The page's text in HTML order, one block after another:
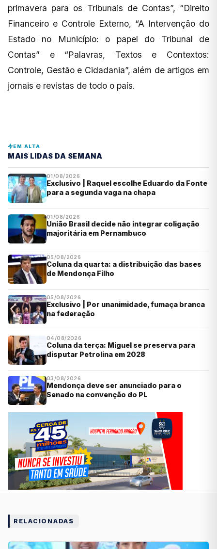
primavera para os Tribunais de Contas”, “Direito
Financeiro e Controle Externo, “A Intervenção do
Estado no Município: o papel do Tribunal de
Contas” e “Palavras, Textos e Contextos:
Controle, Gestão e Cidadania”, além de artigos em
jornais e revistas de todo o país.
EM ALTA
MAIS LIDAS DA SEMANA
01/08/2026
Exclusivo | Raquel escolhe Eduardo da Fonte
para a segunda vaga na chapa
01/08/2026
União Brasil decide não integrar coligação
majoritária em Pernambuco
05/08/2026
Coluna da quarta: a distribuição das bases
de Mendonça Filho
05/08/2026
Exclusivo | Por unanimidade, fumaça branca
na federação
04/08/2026
Coluna da terça: Miguel se preserva para
disputar Petrolina em 2028
03/08/2026
Mendonça deve ser anunciado para o
Senado na convenção do PL
RELACIONADAS